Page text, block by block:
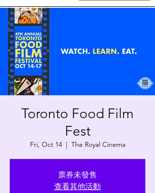
Toronto Food Film
Fest
Fri, Oct 14
  |
The Royal Cinema
票券未發售
查看其他活動